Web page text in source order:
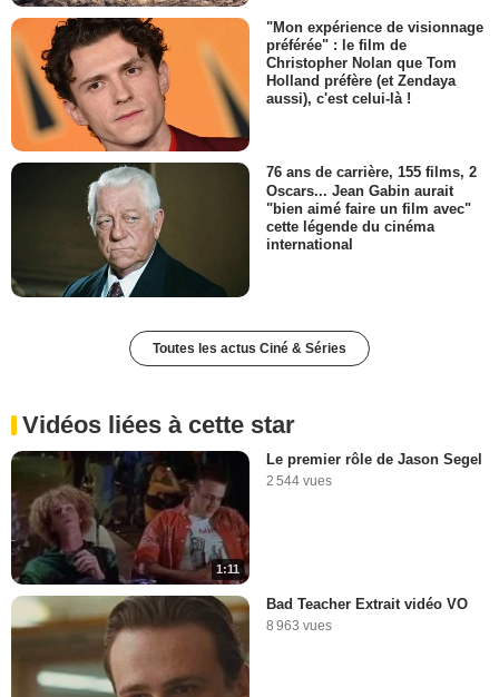
"Mon expérience de visionnage
préférée" : le film de
Christopher Nolan que Tom
Holland préfère (et Zendaya
aussi), c'est celui-là !
76 ans de carrière, 155 films, 2
Oscars... Jean Gabin aurait
"bien aimé faire un film avec"
cette légende du cinéma
international
Toutes les actus Ciné & Séries
Vidéos liées à cette star
1:11
Le premier rôle de Jason Segel
2 544 vues
Bad Teacher Extrait vidéo VO
8 963 vues